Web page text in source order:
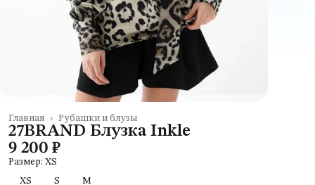
Рубашки и блузы
Главная ›
27BRAND Блузка Inkle
9 200 ₽
Размер: XS
XS
S
M